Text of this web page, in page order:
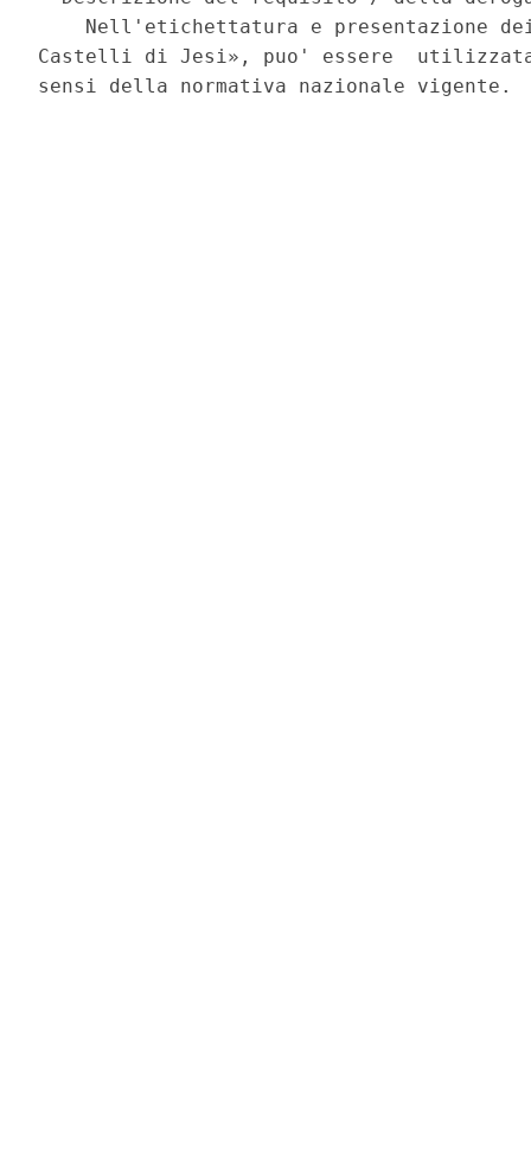
Nell'etichettatura e presentazione
Castelli di Jesi», puo' essere